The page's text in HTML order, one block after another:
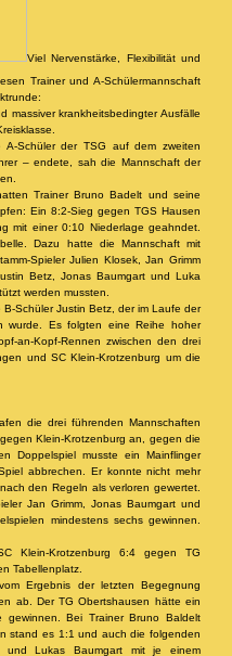
Viel Nervenstärke, Flexibilität und
Trainer und A-Schülermannschaft
massiver krankheitsbedingter Ausfälle
Schüler der TSG auf dem zweiten
– endete, sah die Mannschaft der
Trainer Bruno Badelt und seine
Ein 8:2-Sieg gegen TGS Hausen
mit einer 0:10 Niederlage geahndet.
Dazu hatte die Mannschaft mit
Spieler Julien Klosek, Jan Grimm
Betz, Jonas Baumgart und Luka
werden mussten.
Schüler Justin Betz, der im Laufe der
wurde. Es folgten eine Reihe hoher
an-Kopf-Rennen zwischen den drei
und SC Klein-Krotzenburg um die
die drei führenden Mannschaften
Klein-Krotzenburg an, gegen die
Doppelspiel musste ein Mainflinger
abbrechen. Er konnte nicht mehr
den Regeln als verloren gewertet.
Jan Grimm, Jonas Baumgart und
mindestens sechs gewinnen.
Klein-Krotzenburg 6:4 gegen TG
Tabellenplatz.
Ergebnis der letzten Begegnung
ab. Der TG Obertshausen hätte ein
gewinnen. Bei Trainer Bruno Baldelt
stand es 1:1 und auch die folgenden
und Lukas Baumgart mit je einem